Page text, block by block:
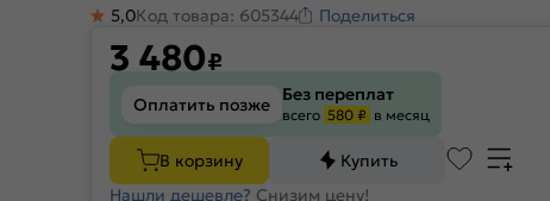
5,0Код товара: 605344 Поделиться
3 480₽
Оплатить позже Без переплат
всего 580 ₽ в месяц
В корзину
Купить
Нашли дешевле? Снизим цену!